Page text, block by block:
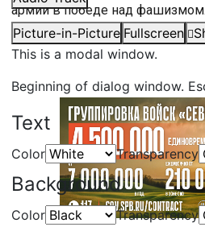
Picture-in-Picture Fullscreen
This is a modal window.
Beginning of dialog window.
Text
Color Transparency
Background
Color Transparency
армии в победе над фашизмом.
#Владимир Путин #Россия